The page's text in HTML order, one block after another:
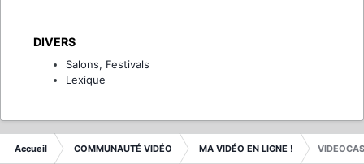
DIVERS
Salons, Festivals
Lexique
Accueil COMMUNAUTÉ VIDÉO MA VIDÉO EN LIGNE !